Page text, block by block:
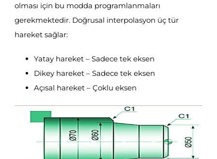
olması için bu modda programlanmaları
gerekmektedir. Doğrusal interpolasyon üç tür
hareket sağlar:
Yatay hareket – Sadece tek eksen
Dikey hareket – Sadece tek eksen
Açısal hareket – Çoklu eksen